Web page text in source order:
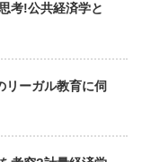
考!公共経済学と
リーガル教育に伺